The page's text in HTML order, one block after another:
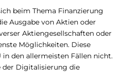
beim Thema Finanzierung
Ausgabe von Aktien oder
Aktiengesellschaften oder
Möglichkeiten. Diese
den allermeisten Fällen nicht.
der Digitalisierung die